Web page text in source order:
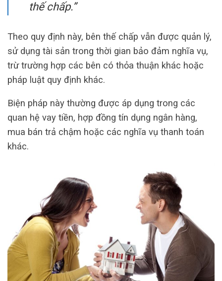
thế chấp.”
Theo quy định này, bên thế chấp vẫn được quản lý,
sử dụng tài sản trong thời gian bảo đảm nghĩa vụ,
trừ trường hợp các bên có thỏa thuận khác hoặc
pháp luật quy định khác.
Biện pháp này thường được áp dụng trong các
quan hệ vay tiền, hợp đồng tín dụng ngân hàng,
mua bán trả chậm hoặc các nghĩa vụ thanh toán
khác.